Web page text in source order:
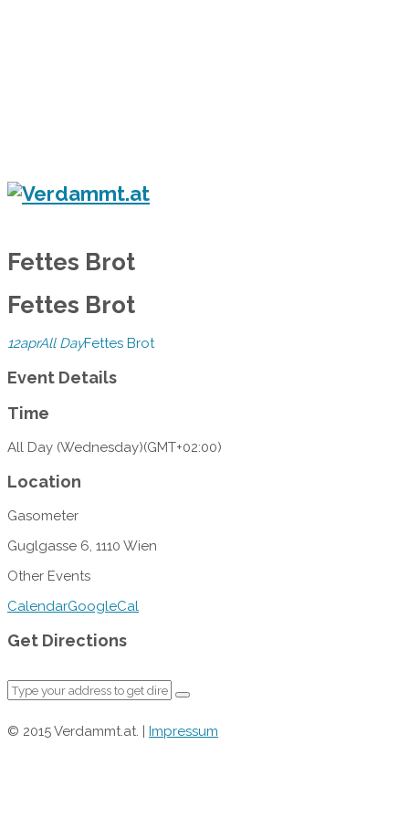
Fettes Brot
Fettes Brot
12aprAll DayFettes Brot
Event Details
Time
All Day (Wednesday)(GMT+02:00)
Location
Gasometer
Guglgasse 6, 1110 Wien
Other Events
CalendarGoogleCal
Get Directions
© 2015 Verdammt.at. | Impressum